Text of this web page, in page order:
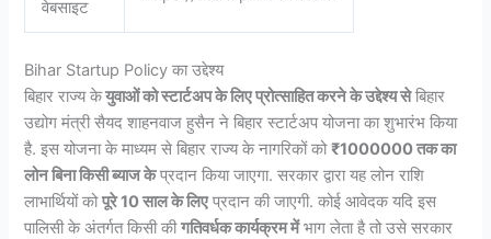
वेबसाइट
Bihar Startup Policy का उद्देश्य
बिहार राज्य केयुवाओं को स्टार्टअप के लिए प्रोत्साहित करने के उद्देश्य सेबिहार
उद्योग मंत्री सैयद शाहनवाज हुसैन ने बिहार स्टार्टअप योजना का शुभारंभ किया
है. इस योजना के माध्यम से बिहार राज्य के नागरिकों को₹1000000 तक का
लोन बिना किसी ब्याज केप्रदान किया जाएगा. सरकार द्वारा यह लोन राशि
लाभार्थियों कोपूरे 10 साल के लिएप्रदान की जाएगी. कोई आवेदक यदि इस
पालिसी के अंतर्गत किसी कीगतिवर्धक कार्यक्रम मेंभाग लेता है तो उसे सरकार